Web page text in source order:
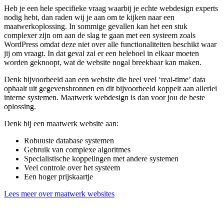
Heb je een hele specifieke vraag waarbij je echte webdesign experts
nodig hebt, dan raden wij je aan om te kijken naar een
maatwerkoplossing. In sommige gevallen kan het een stuk
complexer zijn om aan de slag te gaan met een systeem zoals
WordPress omdat deze niet over alle functionaliteiten beschikt waar
jij om vraagt. In dat geval zal er een heleboel in elkaar moeten
worden geknoopt, wat de website nogal breekbaar kan maken.
Denk bijvoorbeeld aan een website die heel veel ‘real-time’ data
ophaalt uit gegevensbronnen en dit bijvoorbeeld koppelt aan allerlei
interne systemen. Maatwerk webdesign is dan voor jou de beste
oplossing.
Denk bij een maatwerk website aan:
Robuuste database systemen
Gebruik van complexe algoritmes
Specialistische koppelingen met andere systemen
Veel controle over het systeem
Een hoger prijskaartje
Lees meer over maatwerk websites